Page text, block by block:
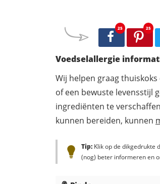
25 25
Voedselallergie
Wij helpen graag
of een bewuste levensstijl
ingrediënten te
kunnen bereiden, kunnen
Tip: Klik op de dikgedrukte
(nog) beter informeren en